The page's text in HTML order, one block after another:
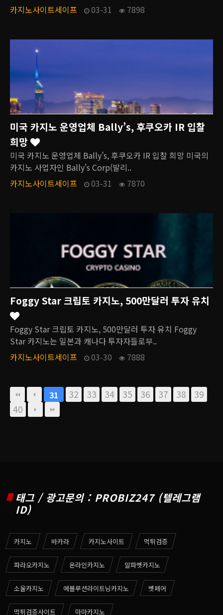
카지노사이트세이프
03-31 7898
미국 카지노 운영업체 Bally’s, 후쿠오카 IR 입찰
희망
미국 카지노 운영업체 Bally’s, 후쿠오카 IR 입찰 희망 미국의
카지노 사업자인 Bally's Corp(발리..
카지노사이트세이프
03-31 7870
Foggy Star 크립토 카지노, 500만달러 투자 유치
Foggy Star 크립토 카지노, 500만달러 투자 유치 Foggy
Star 카지노는 일본과 캐나다 투자자들로부..
카지노사이트세이프
03-30 7888
31 32 33 34 35 36 37 38
39
40
태그 / 광고문의 : PROBIZ247 (텔레그램
ID)
카지노 바카라 카지노사이트 먹튀검증
파라오카지노 온라인카지노 알파벳카지노
소울카지노 에볼루션라이트닝카지노 벳페어
먹튀검증사이트 마마카지노